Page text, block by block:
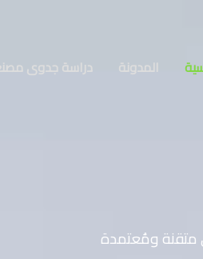
المدونة دراسة جدوى
ومُعتمدة